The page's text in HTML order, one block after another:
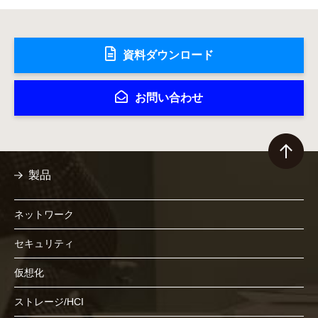
資料ダウンロード
お問い合わせ
製品
ネットワーク
セキュリティ
仮想化
ストレージ/HCI